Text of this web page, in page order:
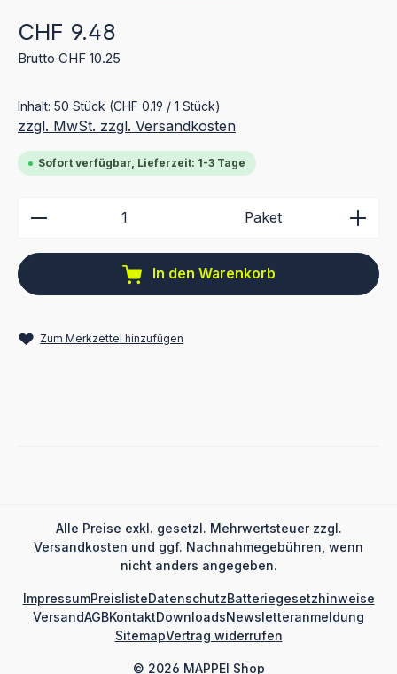
Regulärer Preis:
CHF 9.48
Brutto CHF 10.25
Inhalt: 50 Stück (CHF 0.19 / 1 Stück)
zzgl. MwSt. zzgl. Versandkosten
Sofort verfügbar, Lieferzeit: 1-3 Tage
Produkt Anzahl: Gib den gewünschten Wert ein
Paket
In den Warenkorb
Zum Merkzettel hinzufügen
Alle Preise exkl. gesetzl. Mehrwertsteuer zzgl.
Versandkosten und ggf. Nachnahmegebühren, wenn
nicht anders angegeben.
© 2026 MAPPEI Shop
ImpressumPreislisteDatenschutzBatteriegesetzhinweise
VersandAGBKontaktDownloadsNewsletteranmeldung
SitemapVertrag widerrufen